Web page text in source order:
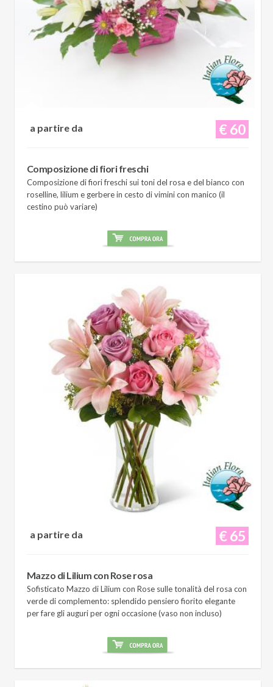
€ 60
a partire da
Composizione di fiori freschi
Composizione di fiori freschi sui toni del rosa e del bianco con
roselline, lilium e gerbere in cesto di vimini con manico (il
cestino può variare)
€ 65
a partire da
Mazzo di Lilium con Rose rosa
Sofisticato Mazzo di Lilium con Rose sulle tonalità del rosa con
verde di complemento: splendido pensiero fiorito elegante
per fare gli auguri per ogni occasione (vaso non incluso)